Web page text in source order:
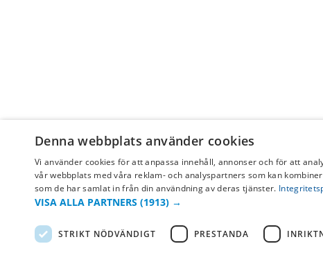
Denna webbplats använder cookies
Vi använder cookies för att anpassa innehåll, annonser och för att
vår webbplats med våra reklam- och analyspartners som kan
som de har samlat in från din användning av deras tjänster.
VISA ALLA PARTNERS (1913) →
STRIKT NÖDVÄNDIGT PRESTANDA